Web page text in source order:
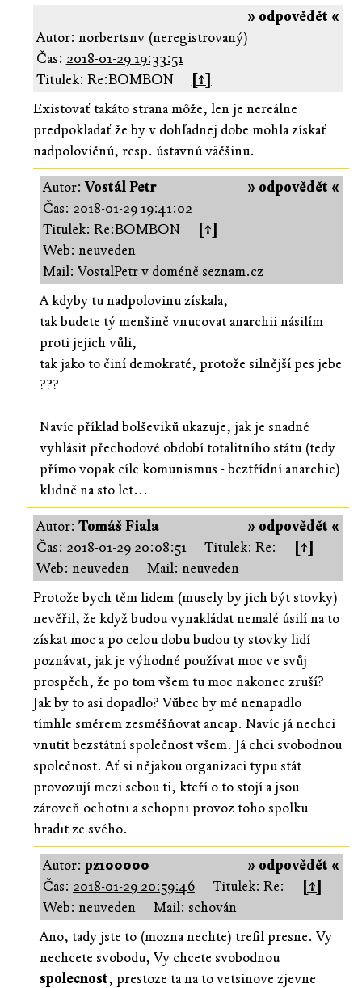
» odpovědět «
Autor: norbertsnv (neregistrovaný)
Čas: 2018-01-29 19:33:51
Titulek: Re:BOMBON
[↑]
Existovať takáto strana môže, len je nereálne
predpokladať že by v dohľadnej dobe mohla získať
nadpolovičnú, resp. ústavnú väčšinu.
» odpovědět «
Autor:Vostál Petr
Čas: 2018-01-29 19:41:02
Titulek: Re:BOMBON
[↑]
Web: neuveden
Mail: VostalPetr v doméně seznam.cz
A kdyby tu nadpolovinu získala,
tak budete tý menšině vnucovat anarchii násilím
proti jejich vůli,
tak jako to činí demokraté, protože silnější pes jebe
???
Navíc příklad bolševiků ukazuje, jak je snadné
vyhlásit přechodové období totalitního státu (tedy
přímo vopak cíle komunismus - beztřídní anarchie)
klidně na sto let...
» odpovědět «
Autor: Tomáš Fiala
Čas: 2018-01-29 20:08:51 Titulek: Re:
[↑]
Web: neuveden
Mail: neuveden
Protože bych těm lidem (musely by jich být stovky)
nevěřil, že když budou vynakládat nemalé úsilí na to
získat moc a po celou dobu budou ty stovky lidí
poznávat, jak je výhodné používat moc ve svůj
prospěch, že po tom všem tu moc nakonec zruší?
Jak by to asi dopadlo? Vůbec by mě nenapadlo
tímhle směrem zesměšňovat ancap. Navíc já nechci
vnutit bezstátní společnost všem. Já chci svobodnou
společnost. Ať si nějakou organizaci typu stát
provozují mezi sebou ti, kteří o to stojí a jsou
zároveň ochotni a schopni provoz toho spolku
hradit ze svého.
» odpovědět «
Autor: pz100000
Čas: 2018-01-29 20:59:46 Titulek: Re:
[↑]
Web: neuveden
Mail: schován
Ano, tady jste to (mozna nechte) trefil presne. Vy
nechcete svobodu, Vy chcete svobodnou
spolecnost, prestoze ta na to vetsinove zjevne